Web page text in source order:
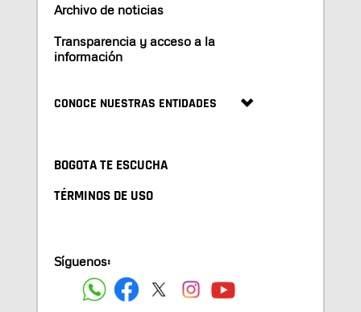
Archivo de noticias
Transparencia y acceso a la
información
CONOCE NUESTRAS ENTIDADES
BOGOTA TE ESCUCHA
TÉRMINOS DE USO
Síguenos: